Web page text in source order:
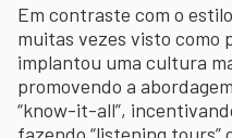
Em contraste com o
muitas vezes visto como
implantou uma cultura
promovendo a
“know-it-all”,